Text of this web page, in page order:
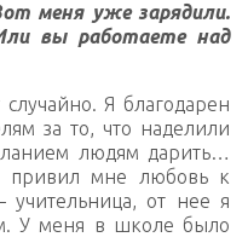
меня уже зарядили.
вы работаете над
Я благодарен
за то, что наделили
людям дарить…
мне любовь к
от нее я
У меня в школе было